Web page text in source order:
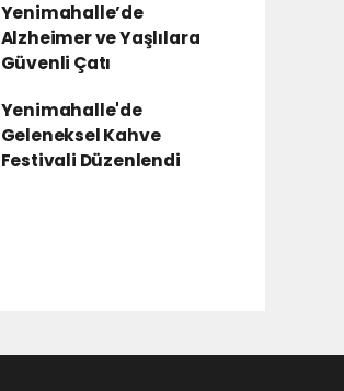
Yenimahalle’de
Alzheimer ve Yaşlılara
Güvenli Çatı
Yenimahalle'de
Geleneksel Kahve
Festivali Düzenlendi